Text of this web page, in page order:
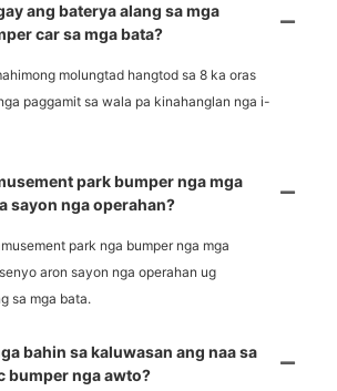
ang baterya alang sa mga
car sa mga bata?
molungtad hangtod sa 8 ka oras
paggamit sa wala pa kinahanglan nga i-
park bumper nga mga
sayon nga operahan?
park nga bumper nga mga
aron sayon nga operahan ug
sa mga bata.
bahin sa kaluwasan ang naa sa
bumper nga awto?